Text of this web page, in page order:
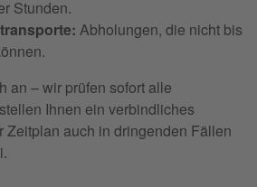
Stunden.
Abholungen, die nicht bis
an – wir prüfen sofort alle
Ihnen ein verbindliches
Zeitplan auch in dringenden Fällen